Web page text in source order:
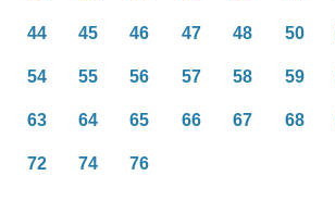
44 45 46 47 48 50
54 55 56 57 58 59
63 64 65 66 67 68
72 74 76